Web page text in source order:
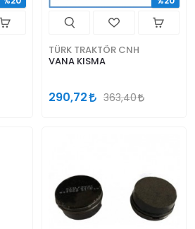
TÜRK TRAKTÖR CNH
VANA KISMA
290,72 363,40